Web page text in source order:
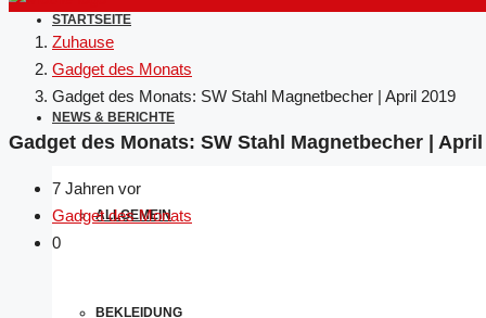
STARTSEITE
NEWS & BERICHTE
ALLGEMEIN
BEKLEIDUNG
Zuhause
Gadget des Monats
Gadget des Monats: SW Stahl Magnetbecher | April 2019
Gadget des Monats: SW Stahl Magnetbecher | April
7 Jahren vor
Gadget des Monats
0